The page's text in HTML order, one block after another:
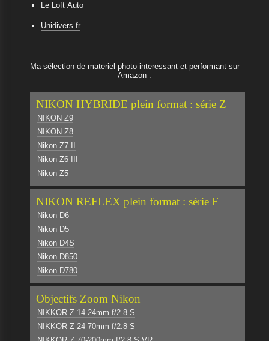
Le Loft Auto
Unidivers.fr
Ma sélection de materiel photo interessant et performant sur
Amazon :
NIKON HYBRIDE plein format : série Z
NIKON Z9
NIKON Z8
Nikon Z7 II
Nikon Z6 III
Nikon Z5
NIKON REFLEX plein format : série F
Nikon D6
Nikon D5
Nikon D4S
Nikon D850
Nikon D780
Objectifs Zoom Nikon
NIKKOR Z 14-24mm f/2.8 S
NIKKOR Z 24-70mm f/2.8 S